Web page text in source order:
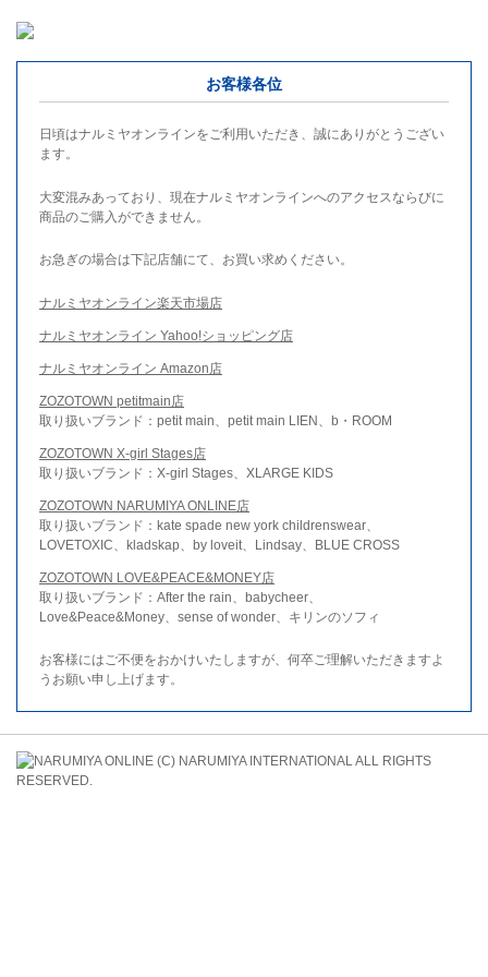
お客様各位
日頃はナルミヤオンラインをご利用いただき、誠にありがとうござい
ます。
大変混みあっており、現在ナルミヤオンラインへのアクセスならびに
商品のご購入ができません。
お急ぎの場合は下記店舗にて、お買い求めください。
ナルミヤオンライン楽天市場店
ナルミヤオンライン Yahoo!ショッピング店
ナルミヤオンライン Amazon店
ZOZOTOWN petitmain店
取り扱いブランド：petit main、petit main LIEN、b・ROOM
ZOZOTOWN X-girl Stages店
取り扱いブランド：X-girl Stages、XLARGE KIDS
ZOZOTOWN NARUMIYA ONLINE店
取り扱いブランド：kate spade new york childrenswear、
LOVETOXIC、kladskap、by loveit、Lindsay、BLUE CROSS
ZOZOTOWN LOVE&PEACE&MONEY店
取り扱いブランド：After the rain、babycheer、
Love&Peace&Money、sense of wonder、キリンのソフィ
お客様にはご不便をおかけいたしますが、何卒ご理解いただきますよ
うお願い申し上げます。